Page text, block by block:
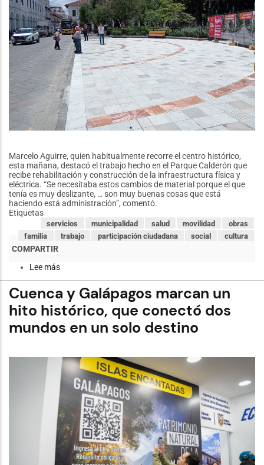
los
mercados
de
Cuenca
Marcelo Aguirre, quien habitualmente recorre el centro histórico,
esta mañana, destacó el trabajo hecho en el Parque Calderón que
recibe rehabilitación y construcción de la infraestructura física y
eléctrica. “Se necesitaba estos cambios de material porque el que
tenía es muy deslizante, … son muy buenas cosas que está
haciendo está administración”, comentó.
Etiquetas
obras
movilidad
salud
municipalidad
servicios
cultura
social
participación ciudadana
trabajo
familia
Lee más
turistas
destacan
mejoras
que
se
el
Parque
Calderón
Cuenca y Galápagos marcan un
hito histórico, que conectó dos
mundos en un solo destino